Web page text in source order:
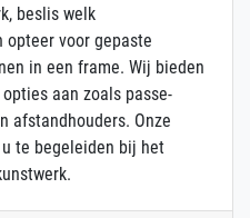
beslis welk
voor gepaste
in een frame. Wij bieden
aan zoals passe-
afstandhouders. Onze
te begeleiden bij het